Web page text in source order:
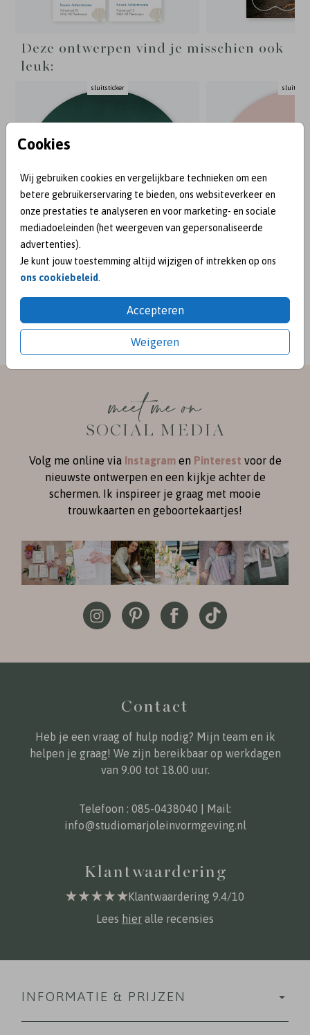
Cookies
Wij gebruiken cookies en vergelijkbare technieken om een
betere gebruikerservaring te bieden, ons websiteverkeer en
onze prestaties te analyseren en voor marketing- en sociale
mediadoeleinden (het weergeven van gepersonaliseerde
advertenties).
Je kunt jouw toestemming altijd wijzigen of intrekken op ons
ons cookiebeleid
Accepteren
Weigeren
Deze ontwerpen vind je misschien ook
leuk:
sluitsticker
BEKEND VAN:
meet me on
SOCIAL MEDIA
Volg me online via Instagramen Pinterest voor de
nieuwste ontwerpen en een kijkje achter de
schermen. Ik inspireer je graag met mooie
trouwkaarten en geboortekaartjes!
Contact
Heb je een vraag of hulp nodig? Mijn team en ik
helpen je graag! We zijn bereikbaar op werkdagen
van 9.00 tot 18.00 uur.
Telefoon : 085-0438040 | Mail:
info@studiomarjoleinvormgeving.nl
Klantwaardering
Klantwaardering 9.4/10
Lees hier alle recensies
INFORMATIE & PRIJZEN